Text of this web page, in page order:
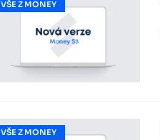
VŠE Z MONEY
VŠE Z MONEY